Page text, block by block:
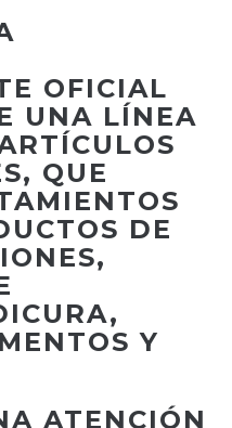
OFICIAL
UNA LÍNEA
QUE
DE
Y
ATENCIÓN